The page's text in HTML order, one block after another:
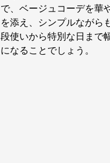
で、ベージュコーデを華
を添え、シンプルながら
段使いから特別な日まで
になることでしょう。